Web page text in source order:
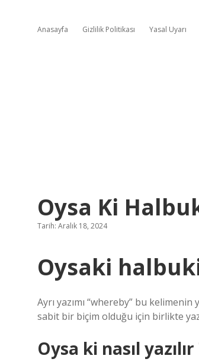
Anasayfa Gizlilik Politikası Yasal Uyarı
Oysa Ki
Tarih: Aralık 18, 2024
Oysaki halbuki
Ayrı yazımı “whereby” bu kelimenin
sabit bir biçim olduğu için birlikte
Oysa ki nasıl yazılır